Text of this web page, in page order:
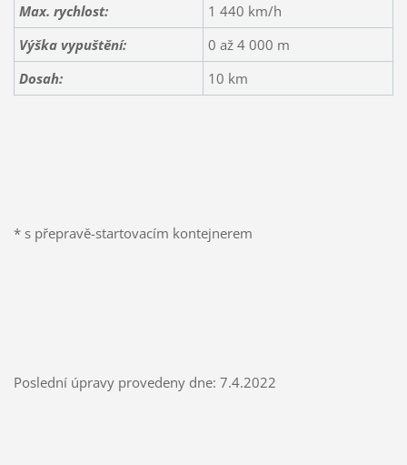
Max. rychlost:
1 440 km/h
Výška vypuštění:
0 až 4 000 m
Dosah:
10 km
* s přepravě-startovacím kontejnerem
Poslední úpravy provedeny dne: 7.4.2022